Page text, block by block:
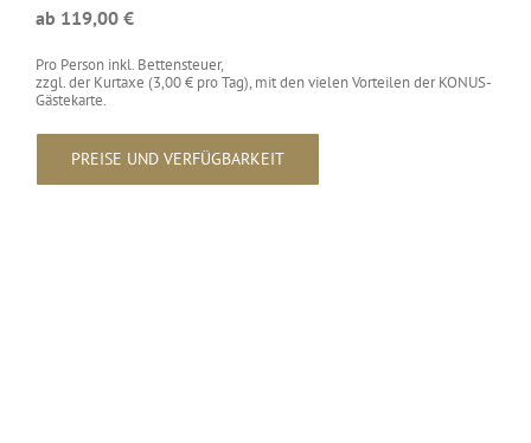
ab 119,00 €
Pro Person inkl. Bettensteuer,
zzgl. der Kurtaxe (3,00 € pro Tag), mit den vielen Vorteilen der KONUS-
Gästekarte.
PREISE UND VERFÜGBARKEIT